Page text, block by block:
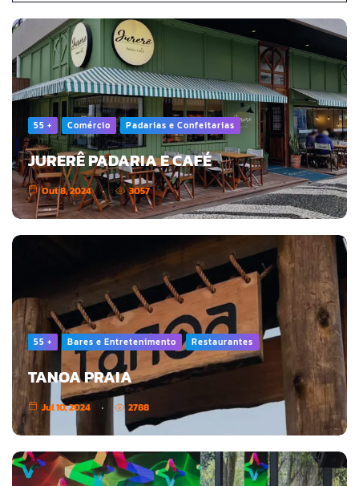
55 + Comércio Padarias e Confeitarias
JURERÊ PADARIA E CAFÉ
Out 8, 2024 3057
55 + Bares e Entretenimento Restaurantes
TANOA PRAIA
Jul 10, 2024 2788